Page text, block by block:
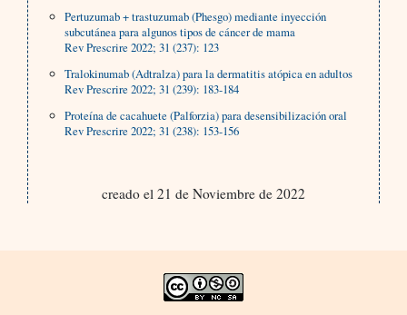
Pertuzumab + trastuzumab (Phesgo) mediante inyección
subcutánea para algunos tipos de cáncer de mama
Rev Prescrire 2022; 31 (237): 123
Tralokinumab (Adtralza) para la dermatitis atópica en adultos
Rev Prescrire 2022; 31 (239): 183-184
Proteína de cacahuete (Palforzia) para desensibilización oral
Rev Prescrire 2022; 31 (238): 153-156
creado el 21 de Noviembre de 2022